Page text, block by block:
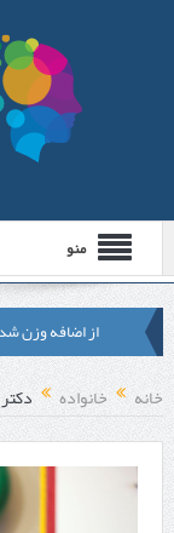
منو
از اضافه وزن
لیزر موهای
مشهد
قبل از تماس با
خانه خانواده